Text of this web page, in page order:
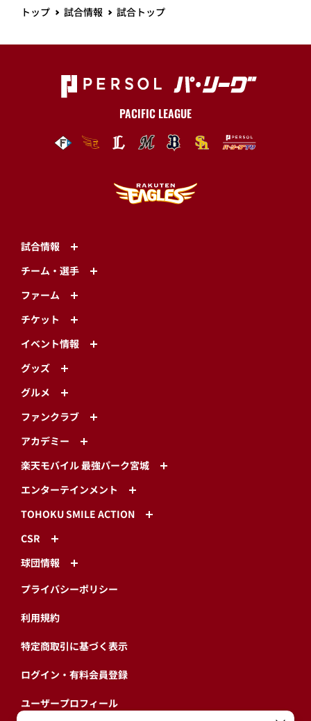
トップ 試合情報 試合トップ
PACIFIC LEAGUE
試合情報
チーム・選手
ファーム
チケット
イベント情報
グッズ
グルメ
ファンクラブ
アカデミー
楽天モバイル 最強パーク宮城
エンターテインメント
TOHOKU SMILE ACTION
CSR
球団情報
プライバシーポリシー
利用規約
特定商取引に基づく表示
ログイン・有料会員登録
ユーザープロフィール